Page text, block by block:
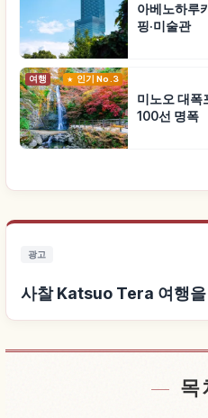
아베노하루
핑·미술관
여행 인기 No.3
미노오 대폭
100선 명폭
광고
사찰 Katsuo Tera 여행을
사찰 Katsuo Tera
목